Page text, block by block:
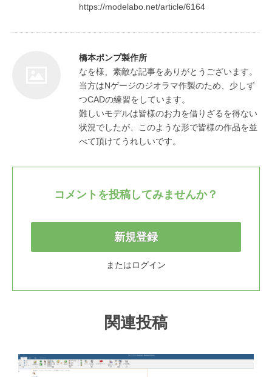
https://modelabo.net/article/6164
橋本ポンプ製作所
なを様、素敵な記事をありがとうございます。
当方はNゲージのジオラマ作製のため、少しず
つCADの練習をしています。
難しいモデルは皆様のお力を借りざるを得ない
状況でしたが、このような形で皆様の作品を並
べて頂けてうれしいです。
コメントを投稿してみませんか？
新規登録
またはログイン
関連投稿